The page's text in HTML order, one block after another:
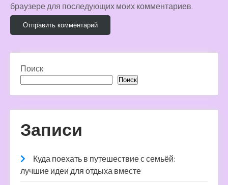
браузере для последующих моих комментариев.
Поиск
Поиск
Записи
Куда поехать в путешествие с семьёй:
лучшие идеи для отдыха вместе